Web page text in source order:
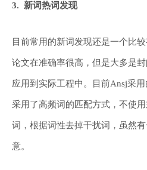
3. 新词热词发现
目前常用的新词发现还是一个比
论文在准确率很高，但是大多是
应用到实际工程中。目前Ansj采
采用了高频词的匹配方式，不使
词，根据词性去掉干扰词，虽然
意。